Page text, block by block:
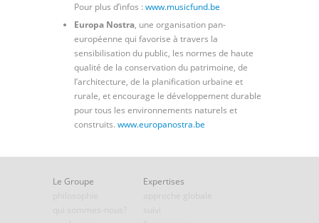
Pour plus d’infos : www.musicfund.be
Europa Nostra, une organisation pan-
européenne qui favorise à travers la
sensibilisation du public, les normes de haute
qualité de la conservation du patrimoine, de
l’architecture, de la planification urbaine et
rurale, et encourage le développement durable
pour tous les environnements naturels et
construits. www.europanostra.be
Le Groupe
Expertises